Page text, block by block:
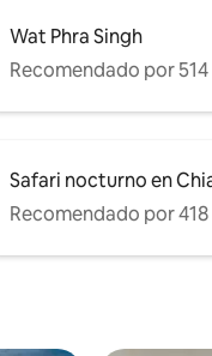
Wat Phra Singh
Recomendado por
Safari nocturno en
Recomendado por